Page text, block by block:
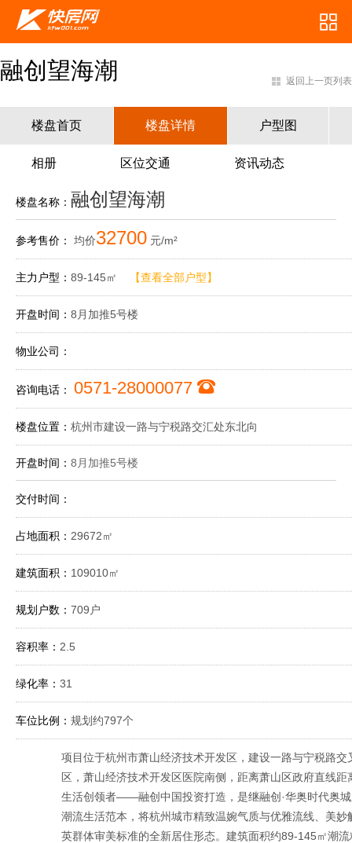
融创望海潮 返回上一页列表
楼盘首页 楼盘详情 户型图
相册 区位交通 资讯动态
楼盘名称： 融创望海潮
参考售价： 均价32700 元/m²
主力户型：89-145㎡ 【查看全部户型】
开盘时间：8月加推5号楼
物业公司：
咨询电话： 0571-28000077
楼盘位置：杭州市建设一路与宁税路交汇处东北向
开盘时间：8月加推5号楼
交付时间：
占地面积： 29672㎡
建筑面积： 109010㎡
规划户数：709户
容积率： 2.5
绿化率：31
车位比例：规划约797个
项目位于杭州市萧山经济技术开发区，建设一路与宁税路
区，萧山经济技术开发区医院南侧，距离萧山区政府直线
生活创领者——融创中国投资打造，是继融创·华奥时代奥
潮流生活范本，将杭州城市精致温婉气质与优雅流线、美
英群体审美标准的全新居住形态。建筑面积约89-145㎡潮